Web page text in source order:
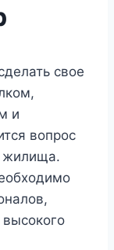
свое
и
вопрос
жилища.